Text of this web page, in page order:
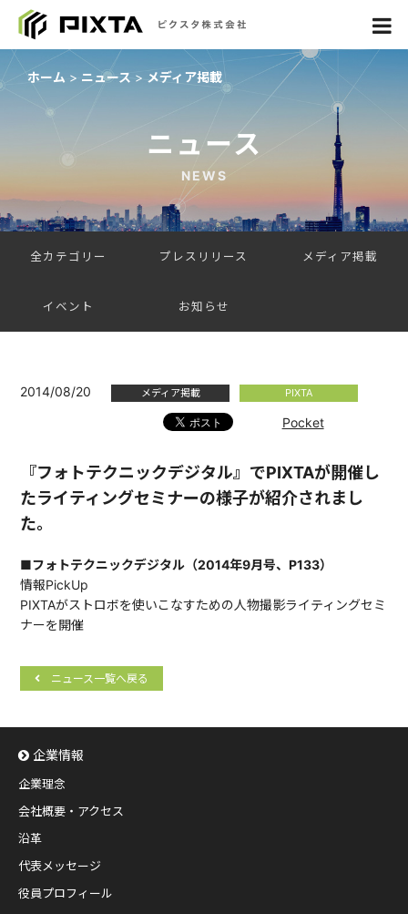
ホーム ニュース メディア掲載
ニュース
NEWS
全カテゴリー プレスリリース メディア掲載
イベント お知らせ
2014/08/20 メディア掲載 PIXTA
Pocket
『フォトテクニックデジタル』でPIXTAが開催し
たライティングセミナーの様子が紹介されまし
た。
■フォトテクニックデジタル（2014年9月号、P133）
情報PickUp
PIXTAがストロボを使いこなすための人物撮影ライティングセミ
ナーを開催
ニュース一覧へ戻る
企業情報
企業理念
会社概要・アクセス
沿革
代表メッセージ
役員プロフィール